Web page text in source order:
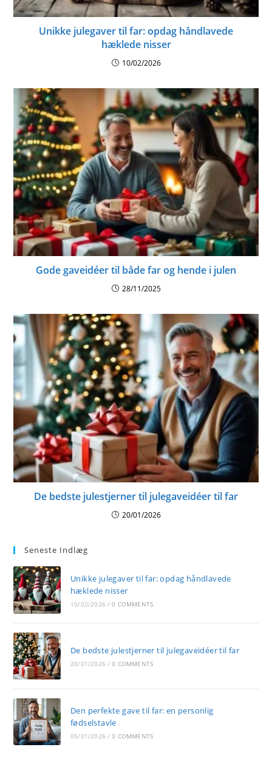
Unikke julegaver til far: opdag håndlavede
hæklede nisser
10/02/2026
Gode gaveidéer til både far og hende i julen
28/11/2025
De bedste julestjerner til julegaveidéer til far
20/01/2026
Seneste Indlæg
Unikke julegaver til far: opdag håndlavede
hæklede nisser
10/02/2026 / 0 COMMENTS
De bedste julestjerner til julegaveidéer til far
20/01/2026 / 0 COMMENTS
Den perfekte gave til far: en personlig
fødselstavle
05/01/2026 / 0 COMMENTS